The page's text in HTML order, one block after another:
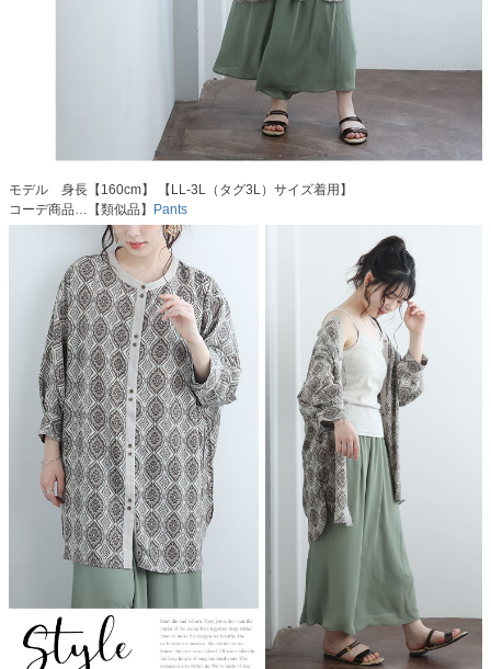
モデル 身長【160cm】 【LL-3L（タグ3L）サイズ着用】
コーデ商品…【類似品】 Pants